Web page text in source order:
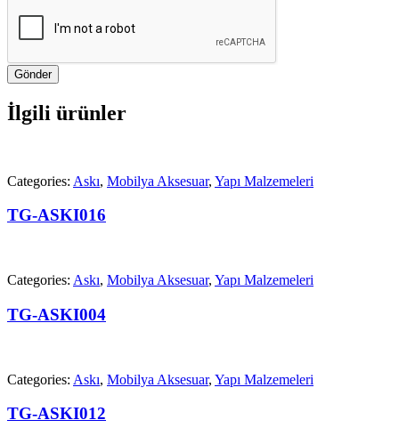
Gönder
İlgili ürünler
Categories: Askı, Mobilya Aksesuar, Yapı Malzemeleri
TG-ASKI016
Categories: Askı, Mobilya Aksesuar, Yapı Malzemeleri
TG-ASKI004
Categories: Askı, Mobilya Aksesuar, Yapı Malzemeleri
TG-ASKI012